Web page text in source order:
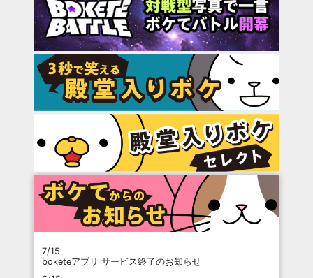
7/15
boketeアプリ サービス終了のお知らせ